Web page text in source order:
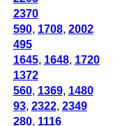
2370
590, 1708, 2002
495
1645, 1648, 1720
1372
560, 1369, 1480
93, 2322, 2349
280, 1116